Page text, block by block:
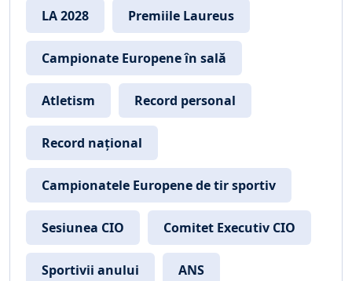
LA 2028 Premiile Laureus
Campionate Europene în sală
Atletism Record personal
Record național
Campionatele Europene de tir sportiv
Sesiunea CIO Comitet Executiv CIO
Sportivii anului ANS